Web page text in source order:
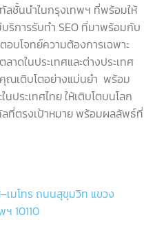
ลชั้นนำในกรุงเทพฯ ที่พร้อมให้
ริการรับทำ SEO ที่มาพร้อมกับ
บโจทย์ความต้องการเฉพาะ
ดในประเทศและต่างประเทศ
ณเติบโตอย่างแม่นยำ พร้อม
ประเทศไทย ให้เติบโตบนโลก
ที่ตรงเป้าหมาย พร้อมผลลัพธ์ที่
–เมโทรถนนสุขุมวิท แขวง
ฯ 10110